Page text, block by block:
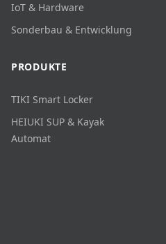
IoT & Hardware
Sonderbau & Entwicklung
PRODUKTE
TIKI Smart Locker
HEIUKI SUP & Kayak
Automat